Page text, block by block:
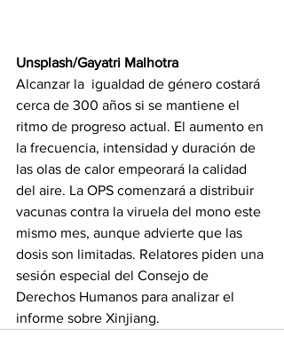
Unsplash/Gayatri Malhotra
Alcanzar la  igualdad de género costará
cerca de 300 años si se mantiene el
ritmo de progreso actual. El aumento en
la frecuencia, intensidad y duración de
las olas de calor empeorará la calidad
del aire. La OPS comenzará a distribuir
vacunas contra la viruela del mono este
mismo mes, aunque advierte que las
dosis son limitadas. Relatores piden una
sesión especial del Consejo de
Derechos Humanos para analizar el
informe sobre Xinjiang.